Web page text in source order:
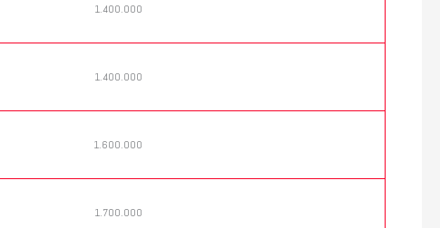
1.400.000
1.400.000
1.600.000
1.700.000